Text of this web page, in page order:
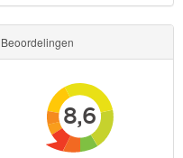
Beoordelingen